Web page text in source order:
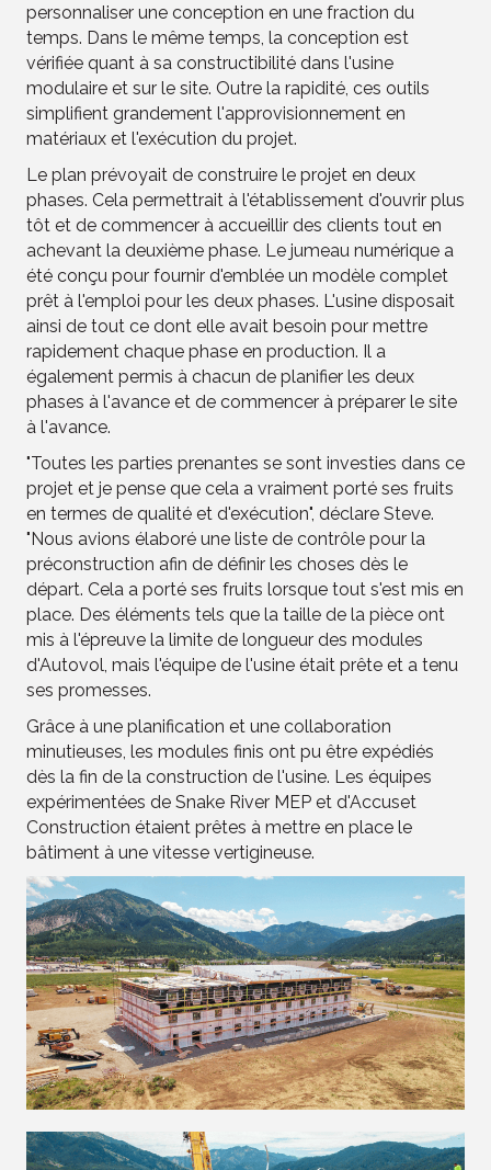
personnaliser une conception en une fraction du
temps. Dans le même temps, la conception est
vérifiée quant à sa constructibilité dans l'usine
modulaire et sur le site. Outre la rapidité, ces outils
simplifient grandement l'approvisionnement en
matériaux et l'exécution du projet.
Le plan prévoyait de construire le projet en deux
phases. Cela permettrait à l'établissement d'ouvrir plus
tôt et de commencer à accueillir des clients tout en
achevant la deuxième phase. Le jumeau numérique a
été conçu pour fournir d'emblée un modèle complet
prêt à l'emploi pour les deux phases. L'usine disposait
ainsi de tout ce dont elle avait besoin pour mettre
rapidement chaque phase en production. Il a
également permis à chacun de planifier les deux
phases à l'avance et de commencer à préparer le site
à l'avance.
"Toutes les parties prenantes se sont investies dans ce
projet et je pense que cela a vraiment porté ses fruits
en termes de qualité et d'exécution", déclare Steve.
"Nous avions élaboré une liste de contrôle pour la
préconstruction afin de définir les choses dès le
départ. Cela a porté ses fruits lorsque tout s'est mis en
place. Des éléments tels que la taille de la pièce ont
mis à l'épreuve la limite de longueur des modules
d'Autovol, mais l'équipe de l'usine était prête et a tenu
ses promesses.
Grâce à une planification et une collaboration
minutieuses, les modules finis ont pu être expédiés
dès la fin de la construction de l'usine. Les équipes
expérimentées de Snake River MEP et d'Accuset
Construction étaient prêtes à mettre en place le
bâtiment à une vitesse vertigineuse.